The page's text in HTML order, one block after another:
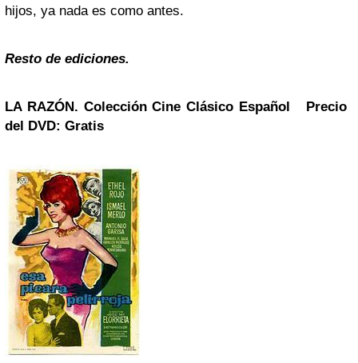
hijos, ya nada es como antes.
Resto de ediciones.
LA RAZÓN. ColecciónCine Clásico Español Precio
del DVD: Gratis